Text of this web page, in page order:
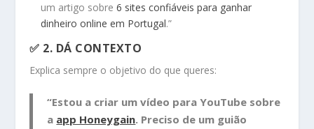
um artigo sobre6 sites confiáveis para ganhar
dinheiro online em Portugal.”
✅ 2. DÁ CONTEXTO
Explica sempre o objetivo do que queres:
“Estou a criar um vídeo para YouTube sobre
a app Honeygain. Preciso de um guião